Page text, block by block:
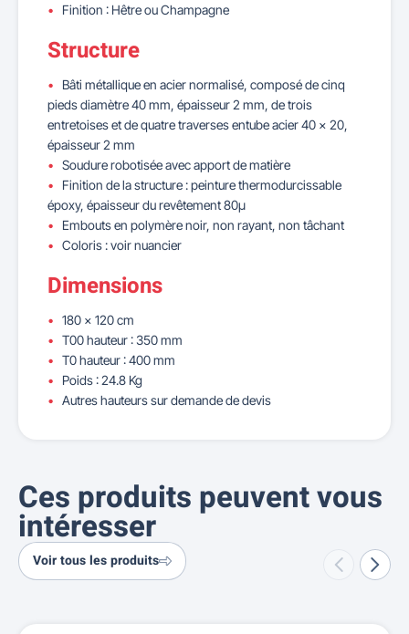
Finition : Hêtre ou Champagne
Structure
Bâti métallique en acier normalisé, composé de cinq
pieds diamètre 40 mm, épaisseur 2 mm, de trois
entretoises et de quatre traverses entube acier 40 x 20,
épaisseur 2 mm
Soudure robotisée avec apport de matière
Finition de la structure : peinture thermodurcissable
époxy, épaisseur du revêtement 80µ
Embouts en polymère noir, non rayant, non tâchant
Coloris : voir nuancier
Dimensions
180 x 120 cm
T00 hauteur : 350 mm
T0 hauteur : 400 mm
Poids : 24.8 Kg
Autres hauteurs sur demande de devis
Ces produits peuvent vous
intéresser
Voir tous les produits